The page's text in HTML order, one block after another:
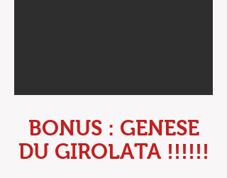
BONUS : GENESE
DU GIROLATA !!!!!!